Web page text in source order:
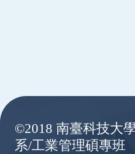
©2018 南臺科技大
系/工業管理碩專班